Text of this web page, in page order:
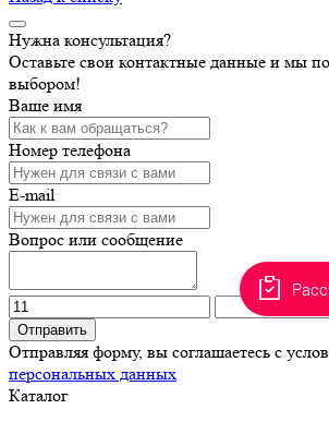
Нужна консультация?
Оставьте свои контактные данные и мы
выбором!
Ваше имя
Номер телефона
E-mail
Вопрос или сообщение
Отправить
Отправляя форму, вы соглашаетесь с
персональных данных
Каталог